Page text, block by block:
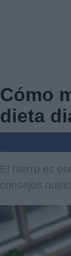
Cómo
dieta
El hierro es
consejos